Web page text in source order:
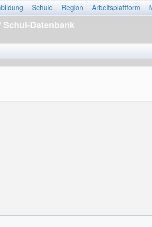
Schule Region Arbeitsplattform
Schul-Datenbank